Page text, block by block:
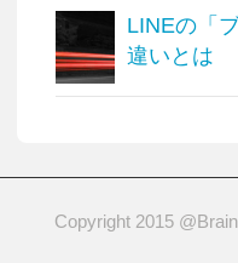
LINEの「
違いとは
Copyright 2015